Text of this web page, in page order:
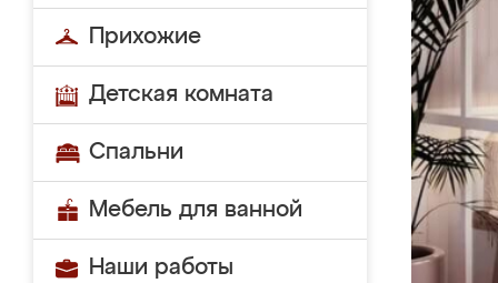
Прихожие
Детская комната
Спальни
Мебель для ванной
Наши работы